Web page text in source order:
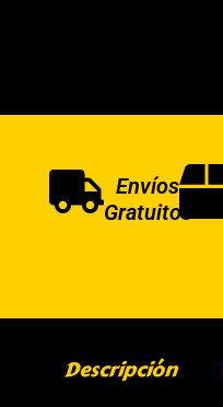
Envíos
Gratuitos
Descripción